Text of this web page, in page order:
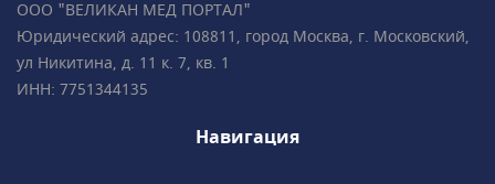
систем, элайнеров, съемных и несъемных
ортодонтических аппаратов.Все
специалисты клиники обладают
многолетним опытом успешной работы
и современным взглядом на медицину.
ООО "ВЕЛИКАН МЕД ПОРТАЛ"
Юридический адрес: 108811, город Москва, г. Московский,
ул Никитина, д. 11 к. 7, кв. 1
ИНН: 7751344135
Навигация